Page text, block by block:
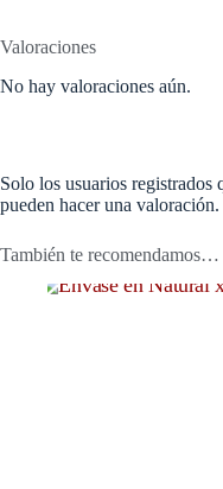
Valoraciones
No hay valoraciones aún.
Solo los usuarios registrados
pueden hacer una valoración.
También te recomendamos…